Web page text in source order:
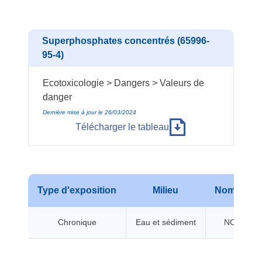
Superphosphates concentrés (65996-
95-4)
Ecotoxicologie > Dangers > Valeurs de
danger
Dernière mise à jour le 26/03/2024
Télécharger le tableau
Type d'exposition Milieu Nom de
Chronique Eau et sédiment NOEC/